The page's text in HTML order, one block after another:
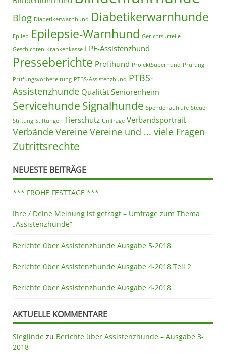
Blog Diabetikerwarnhund Diabetikerwarnhunde
Epilep Epilepsie-Warnhund Gerichtsurteile
Geschichten Krankenkasse LPF-Assistenzhund
Presseberichte Profihund ProjektSuperhund Prüfung
Prüfungsvorbereitung PTBS-Assistenzhund PTBS-
Assistenzhunde Qualität Seniorenheim
Servicehunde Signalhunde Spendenaufrufe Steuer
Stiftung Stiftungen Tierschutz Umfrage Verbandsportrait
VerbändeVereineVereine und ... viele Fragen
Zutrittsrechte
NEUESTE BEITRÄGE
*** FROHE FESTTAGE ***
Ihre / Deine Meinung ist gefragt – Umfrage zum Thema
„Assistenzhunde“
Berichte über Assistenzhunde Ausgabe 5-2018
Berichte über Assistenzhunde Ausgabe 4-2018 Teil 2
Berichte über Assistenzhunde Ausgabe 4-2018
AKTUELLE KOMMENTARE
Sieglinde zu Berichte über Assistenzhunde – Ausgabe 3-
2018